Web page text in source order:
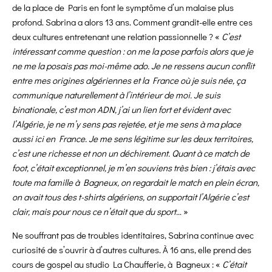
de la place de Paris en font le symptôme d’un malaise plus
profond. Sabrina a alors 13 ans. Comment grandit-elle entre ces
deux cultures entretenant une relation passionnelle ? « C’est
intéressant comme question : on me la pose parfois alors que je
ne me la posais pas moi-même ado. Je ne ressens aucun conflit
entre mes origines algériennes et la France où je suis née, ça
communique naturellement à l’intérieur de moi. Je suis
binationale, c’est mon ADN, j’ai un lien fort et évident avec
l’Algérie, je ne m’y sens pas rejetée, et je me sens à ma place
aussi ici en France. Je me sens légitime sur les deux territoires,
c’est une richesse et non un déchirement. Quant à ce match de
foot, c’était exceptionnel, je m’en souviens très bien : j’étais avec
toute ma famille à Bagneux, on regardait le match en plein écran,
on avait tous des t-shirts algériens, on supportait l’Algérie c’est
clair, mais pour nous ce n’était que du sport… »
Ne souffrant pas de troubles identitaires, Sabrina continue avec
curiosité de s’ouvrir à d’autres cultures. À 16 ans, elle prend des
cours de gospel au studio La Chaufferie, à Bagneux : « C’était